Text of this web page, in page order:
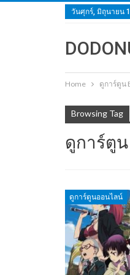
วันศุกร์, มิถุนายน
Home ดูการ์ตูน
Browsing Tag
ดูการ์ตู
ดูการ์ตูนออนไลน์